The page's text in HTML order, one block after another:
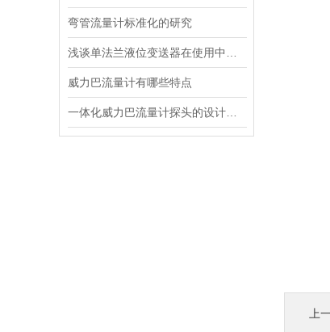
弯管流量计标准化的研究
威力巴流量计有哪些特点
上